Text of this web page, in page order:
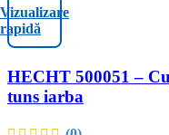
Vizualizare
rapidă
HECHT 500051 –
tuns iarba